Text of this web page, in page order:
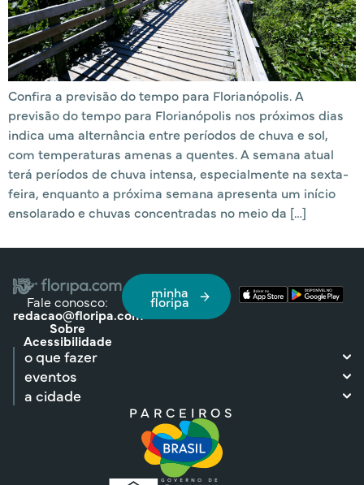
Confira a previsão do tempo para Florianópolis. A
previsão do tempo para Florianópolis nos próximos dias
indica uma alternância entre períodos de chuva e sol,
com temperaturas amenas a quentes. A semana atual
terá períodos de chuva intensa, especialmente na sexta-
feira, enquanto a próxima semana apresenta um início
ensolarado e chuvas concentradas no meio da […]
Fale conosco:
redacao@floripa.com
Sobre
Acessibilidade
minha
floripa
o que fazer
eventos
a cidade
PARCEIROS